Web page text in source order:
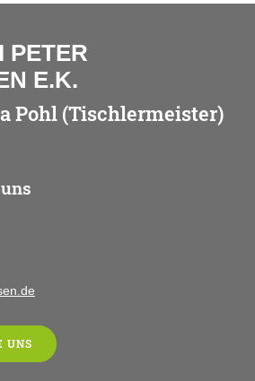
PETER
E.K.
Pohl (Tischlermeister)
UNS